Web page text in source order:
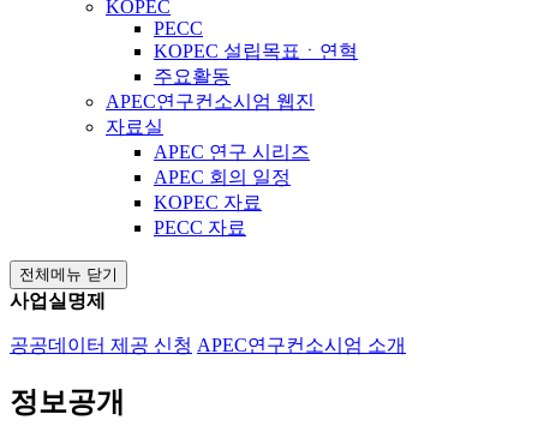
KOPEC
PECC
KOPEC 설립목표ㆍ연혁
주요활동
APEC연구컨소시엄 웹진
자료실
APEC 연구 시리즈
APEC 회의 일정
KOPEC 자료
PECC 자료
전체메뉴 닫기
사업실명제
공공데이터 제공 신청 APEC연구컨소시엄 소개
정보공개